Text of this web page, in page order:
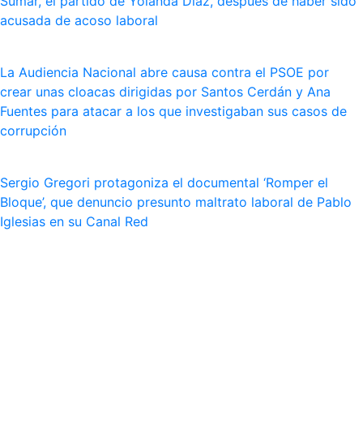
acusada de acoso laboral
La Audiencia Nacional abre causa contra el PSOE por
crear unas cloacas dirigidas por Santos Cerdán y Ana
Fuentes para atacar a los que investigaban sus casos de
corrupción
Sergio Gregori protagoniza el documental ‘Romper el
Bloque’, que denuncio presunto maltrato laboral de Pablo
Iglesias en su Canal Red